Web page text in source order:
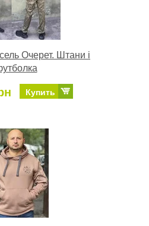
Очерет. Штани і
Купить